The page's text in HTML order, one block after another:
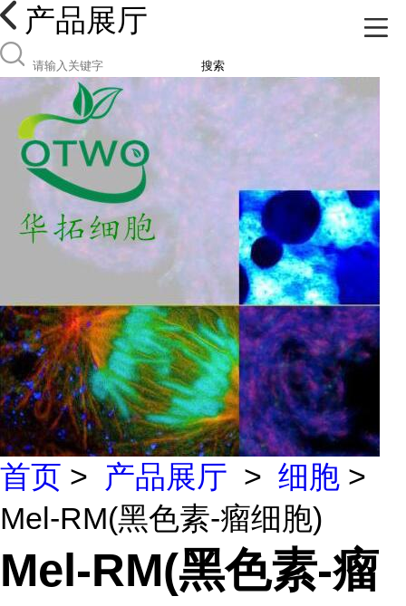
产品展厅
搜索
首页 > 产品展厅 > 细胞 >
Mel-RM(黑色素-瘤细胞)
Mel-RM(黑色素-瘤